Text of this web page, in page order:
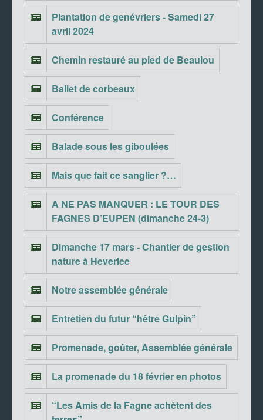
Plantation de genévriers - Samedi 27
avril 2024
Chemin restauré au pied de Beaulou
Ballet de corbeaux
Conférence
Balade sous les giboulées
Mais que fait ce sanglier ?…
A NE PAS MANQUER : LE TOUR DES
FAGNES D’EUPEN (dimanche 24-3)
Dimanche 17 mars - Chantier de gestion
nature à Heverlee
Notre assemblée générale
Entretien du futur “hêtre Gulpin”
Promenade, goûter, Assemblée générale
La promenade du 18 février en photos
“Les Amis de la Fagne achètent des